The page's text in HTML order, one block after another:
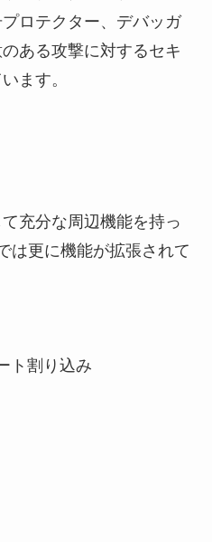
ロテクター、デバッガ
ある攻撃に対するセキ
ます。
充分な周辺機能を持っ
は更に機能が拡張されて
ト割り込み